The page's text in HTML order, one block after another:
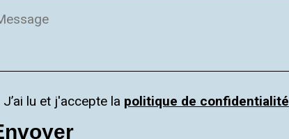
J’ai lu et j'accepte la politique de confidentialité